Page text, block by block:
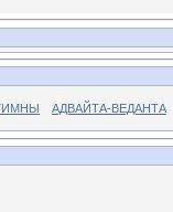
АДВАЙТА-ВЕДАНТА